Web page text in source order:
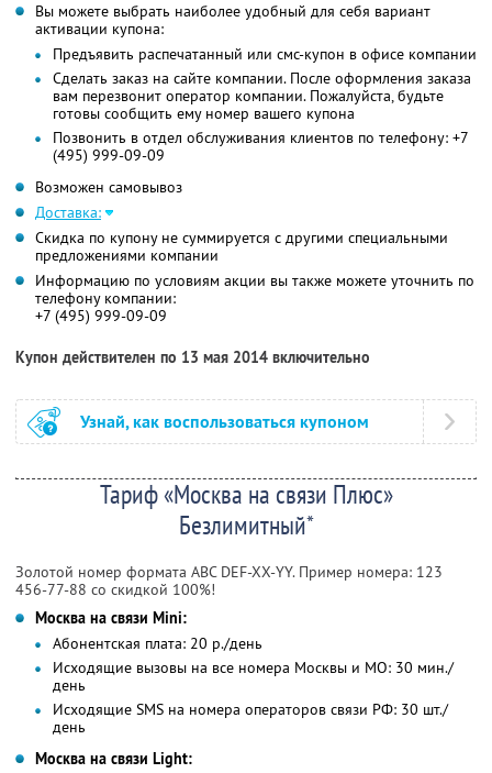
Вы можете выбрать наиболее удобный для себя вариант
активации купона:
Предъявить распечатанный или смс-купон в офисе компании
Сделать заказ на сайте компании. После оформления заказа
вам перезвонит оператор компании. Пожалуйста, будьте
готовы сообщить ему номер вашего купона
Позвонить в отдел обслуживания клиентов по телефону: +7
(495) 999-09-09
Возможен самовывоз
Доставка:
Скидка по купону не суммируется с другими специальными
предложениями компании
Информацию по условиям акции вы также можете уточнить по
телефону компании:
+7 (495) 999-09-09
Купон действителен по 13 мая 2014 включительно
Узнай, как воспользоваться купоном
Тариф «Москва на связи Плюс»
Безлимитный*
Золотой номер формата ABC DEF-XX-YY. Пример номера: 123
456-77-88 со скидкой 100%!
Москва на связи Mini:
Абонентская плата: 20 р./день
Исходящие вызовы на все номера Москвы и МО: 30 мин./
день
Исходящие SMS на номера операторов связи РФ: 30 шт./
день
Москва на связи Light: